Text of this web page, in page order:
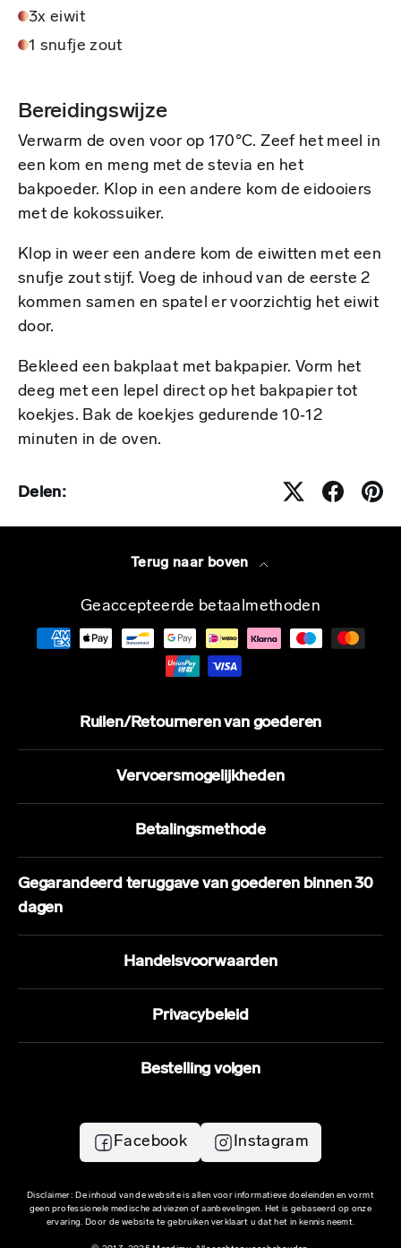
3x eiwit
1 snufje zout
Bereidingswijze
Verwarm de oven voor op 170°C. Zeef het meel in
een kom en meng met de stevia en het
bakpoeder. Klop in een andere kom de eidooiers
met de kokossuiker.
Klop in weer een andere kom de eiwitten met een
snufje zout stijf. Voeg de inhoud van de eerste 2
kommen samen en spatel er voorzichtig het eiwit
door.
Bekleed een bakplaat met bakpapier. Vorm het
deeg met een lepel direct op het bakpapier tot
koekjes. Bak de koekjes gedurende 10‑12
minuten in de oven.
Delen:
Terug naar boven
Geaccepteerde betaalmethoden
Ruilen/Retourneren van goederen
Vervoersmogelijkheden
Betalingsmethode
Gegarandeerd teruggave van goederen binnen 30
dagen
Handelsvoorwaarden
Privacybeleid
Bestelling volgen
Facebook Instagram
Disclaimer: De inhoud van de website is allen voor informatieve doeleinden en vormt
geen professionele medische adviezen of aanbevelingen. Het is gebaseerd op onze
ervaring. Door de website te gebruiken verklaart u dat het in kennis neemt.